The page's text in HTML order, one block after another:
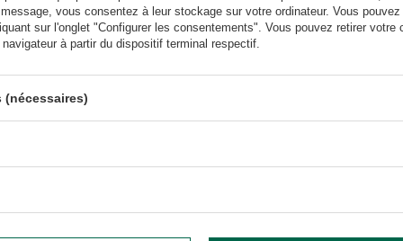
Évitez de la laver au lave-vaisselle.
Pologne NIP: 6121860348 REGON: 366578876 info@venusti.eu
vous consentez à leur stockage sur votre ordinateur. Vous
sur l'onglet "Configurer les consentements". Vous pouvez retirer votre
à partir du dispositif terminal respectif.